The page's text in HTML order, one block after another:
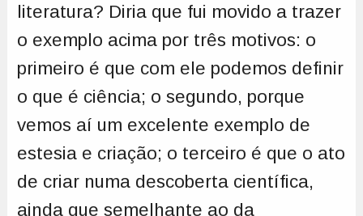
literatura? Diria que fui movido a trazer
o exemplo acima por três motivos: o
primeiro é que com ele podemos definir
o que é ciência; o segundo, porque
vemos aí um excelente exemplo de
estesia e criação; o terceiro é que o ato
de criar numa descoberta científica,
ainda que semelhante ao da